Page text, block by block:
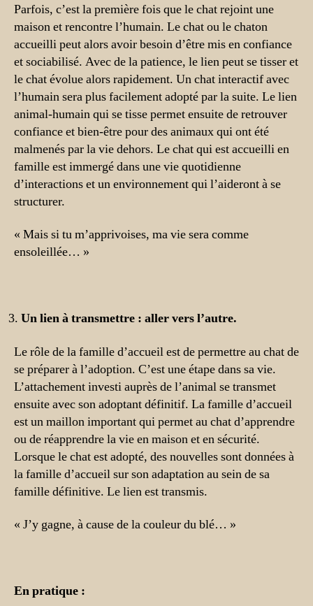
Parfois, c’est la première fois que le chat rejoint une
maison et rencontre l’humain. Le chat ou le chaton
accueilli peut alors avoir besoin d’être mis en confiance
et sociabilisé. Avec de la patience, le lien peut se tisser et
le chat évolue alors rapidement. Un chat interactif avec
l’humain sera plus facilement adopté par la suite. Le lien
animal-humain qui se tisse permet ensuite de retrouver
confiance et bien-être pour des animaux qui ont été
malmenés par la vie dehors. Le chat qui est accueilli en
famille est immergé dans une vie quotidienne
d’interactions et un environnement qui l’aideront à se
structurer.
« Mais si tu m’apprivoises, ma vie sera comme
ensoleillée… »
Un lien à transmettre : aller vers l’autre.
Le rôle de la famille d’accueil est de permettre au chat de
se préparer à l’adoption. C’est une étape dans sa vie.
L’attachement investi auprès de l’animal se transmet
ensuite avec son adoptant définitif. La famille d’accueil
est un maillon important qui permet au chat d’apprendre
ou de réapprendre la vie en maison et en sécurité.
Lorsque le chat est adopté, des nouvelles sont données à
la famille d’accueil sur son adaptation au sein de sa
famille définitive. Le lien est transmis.
« J’y gagne, à cause de la couleur du blé… »
En pratique :